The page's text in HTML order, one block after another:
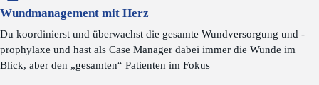
Wundmanagement mit Herz
Du koordinierst und überwachst die gesamte Wundversorgung und -
prophylaxe und hast als Case Manager dabei immer die Wunde im
Blick, aber den „gesamten“ Patienten im Fokus